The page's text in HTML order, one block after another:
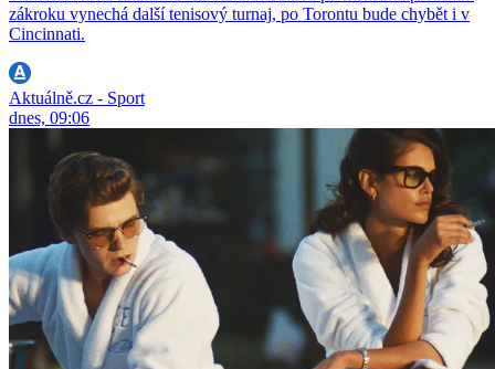
zákroku vynechá další tenisový turnaj, po Torontu bude chybět i v
Cincinnati.
Aktuálně.cz - Sport
dnes, 09:06